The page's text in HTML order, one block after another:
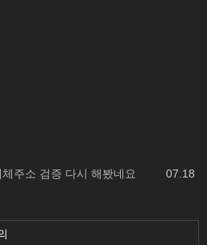
07.18
주소 검증 다시 해봤네요